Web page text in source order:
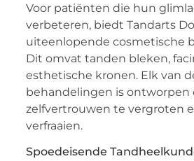
Voor patiënten die hun
verbeteren, biedt Tandarts
uiteenlopende cosmetische
Dit omvat tanden bleken,
esthetische kronen. Elk van
behandelingen is ontworpen
zelfvertrouwen te vergroten
verfraaien.
Spoedeisende